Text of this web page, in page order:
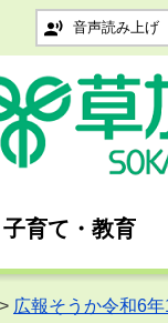
音声読み上げ
子育て・教育
> 広報そうか令和6